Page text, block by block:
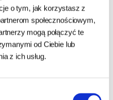
o tym, jak korzystasz z
społecznościowym,
mogą połączyć te
od Ciebie lub
z ich usług.